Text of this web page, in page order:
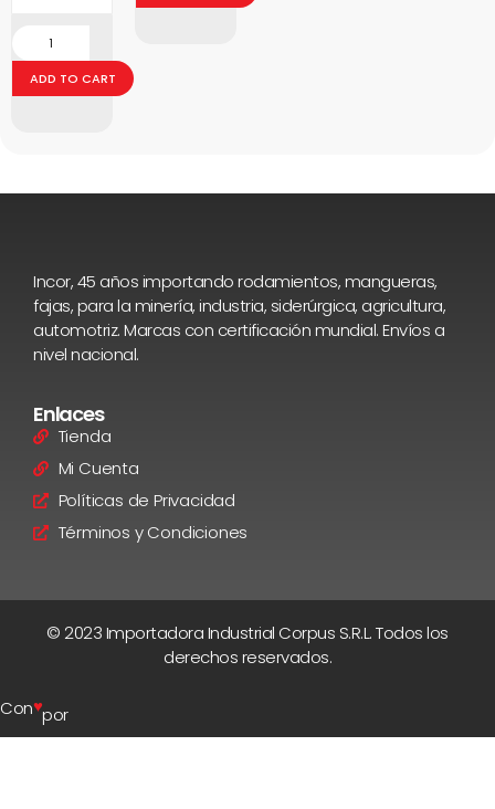
ADD TO CART
Incor, 45 años importando rodamientos, mangueras,
fajas, para la minería, industria, siderúrgica, agricultura,
automotriz. Marcas con certificación mundial. Envíos a
nivel nacional.
Enlaces
Tienda
Mi Cuenta
Políticas de Privacidad
Términos y Condiciones
© 2023 Importadora Industrial Corpus S.R.L. Todos los
derechos reservados.
Con♥por